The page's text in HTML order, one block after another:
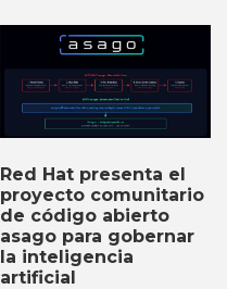
Red Hat presenta el
proyecto comunitario
de código abierto
asago para gobernar
la inteligencia
artificial